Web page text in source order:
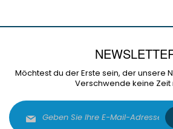
Möchtest du der Erste sein, der unsere
Verschwende keine Zeit
Sie